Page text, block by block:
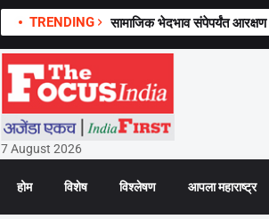
TRENDING सामाजिक भेदभाव संपेपर्यंत आरक्षण
7 August 2026
होम विशेष विश्लेषण आपला महाराष्ट्र